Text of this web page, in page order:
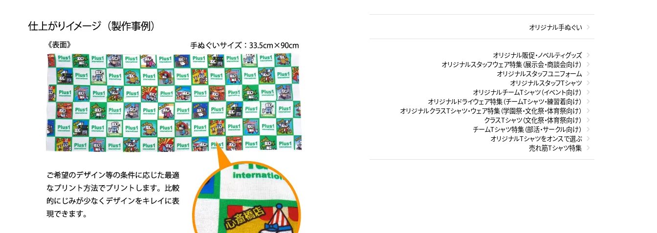
オリジナル手ぬぐい
オリジナル販促・ノベルティグッズ
オリジナルスタッフウェア特集（展示会・商談会向け）
オリジナルスタッフユニフォーム
オリジナルスタッフTシャツ
オリジナルチームTシャツ（イベント向け）
オリジナルドライウェア特集（チームTシャツ・練習着向け）
オリジナルクラスTシャツ・ウェア特集（学園祭・文化祭・体育祭向け）
クラスTシャツ（文化祭・体育祭向け）
チームTシャツ特集（部活・サークル向け）
オリジナルTシャツをオンスで選ぶ
売れ筋Tシャツ特集